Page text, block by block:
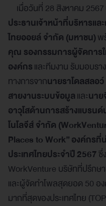
เมื่อวันที่ 28 สิงหาคม 2567
ประธานเจ้าหน้าที่บริหารแ
ไทยออยล์ จำกัด (มหาชน)พ
คุณ รองกรรมการผู้จัดกา
องค์กรและทีมงาน รับมอบร
ทางการจากนายราโดลสลอ
สายงานระบบข้อมูลและนา
อาวุโสด้านการสร้างแบรนด์
โนโลจีส์ จำกัด (
Places to Work”องค์กรที่
ประเทศไทยประจำปี2567ซึ่
WorkVenture บริษัทที่ปรึกษ
และผู้จัดทำโพลสุดยอด 50 อ
มากที่สุดของประเทศไทย